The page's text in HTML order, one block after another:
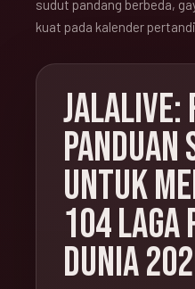
sudut pandang berbeda,
kuat pada kalender
JALALIVE:
PANDUAN
UNTUK
104 LAGA
DUNIA